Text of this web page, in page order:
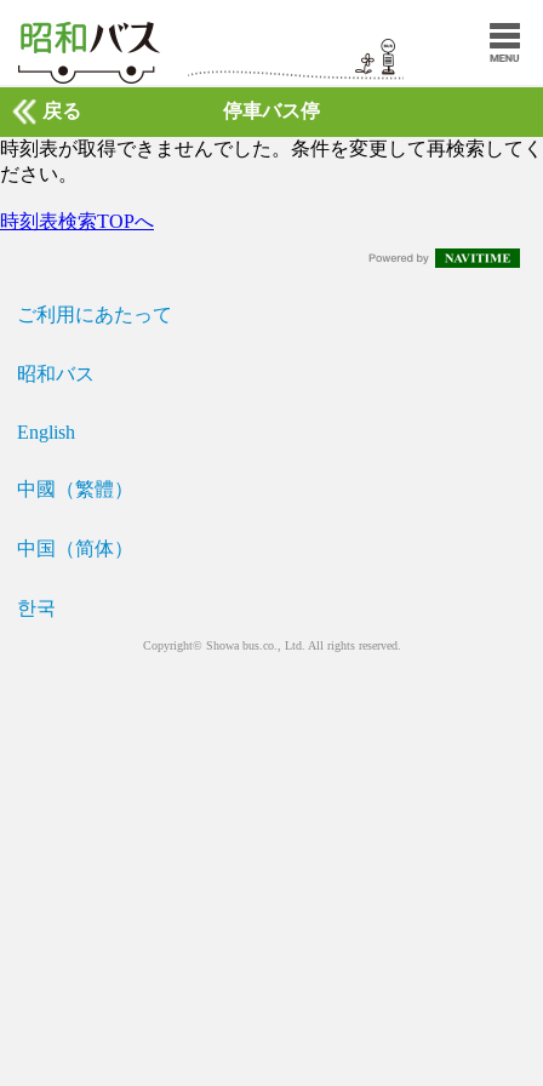
停車バス停
戻る
時刻表が取得できませんでした。条件を変更して再検索してく
ださい。
時刻表検索TOPへ
ご利用にあたって
昭和バス
English
中國（繁體）
中国（简体）
한국
Copyright© Showa bus.co., Ltd. All rights reserved.